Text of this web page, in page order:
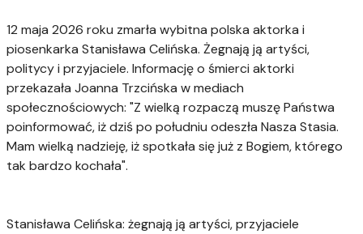
12 maja 2026 roku zmarła wybitna polska aktorka i
piosenkarka Stanisława Celińska. Żegnają ją artyści,
politycy i przyjaciele. Informację o śmierci aktorki
przekazała Joanna Trzcińska w mediach
społecznościowych: "Z wielką rozpaczą muszę Państwa
poinformować, iż dziś po południu odeszła Nasza Stasia.
Mam wielką nadzieję, iż spotkała się już z Bogiem, którego
tak bardzo kochała".
Stanisława Celińska: żegnają ją artyści, przyjaciele